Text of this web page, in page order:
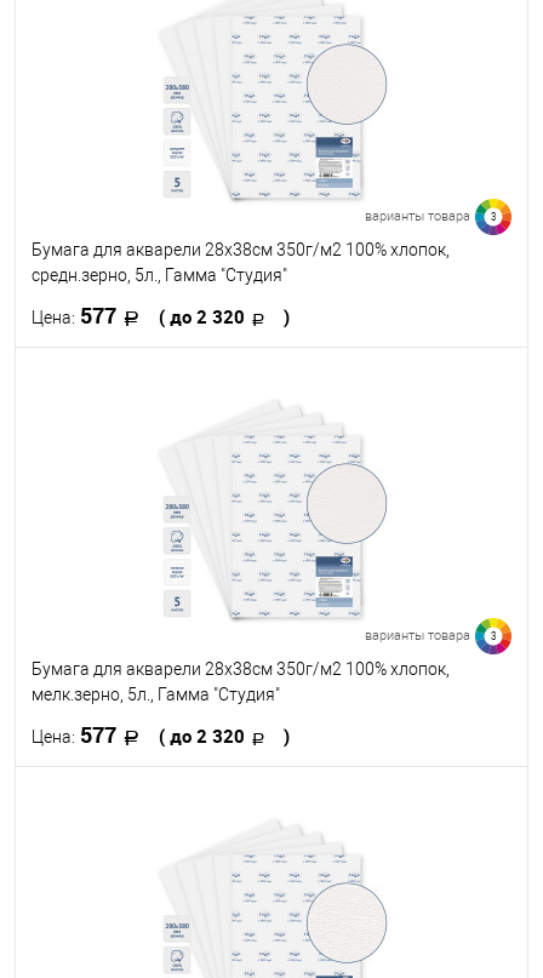
В наличии
29.7 х 42 38 х 56 42 х 59.4
варианты товара 3
Бумага для акварели 28х38см 350г/м2 100% хлопок,
средн.зерно, 5л., Гамма "Студия"
Цена: 577 ( до 2 320 )
В наличии
38 х 56 56 х 76
варианты товара 3
Бумага для акварели 28х38см 350г/м2 100% хлопок,
мелк.зерно, 5л., Гамма "Студия"
Цена: 577 ( до 2 320 )
В наличии
38 х 56 56 х 76